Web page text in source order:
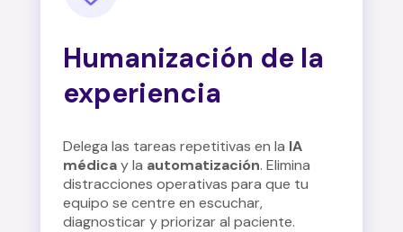
Humanización de la
experiencia
Delega las tareas repetitivas en la IA
médicay la automatización. Elimina
distracciones operativas para que tu
equipo se centre en escuchar,
diagnosticar y priorizar al paciente.